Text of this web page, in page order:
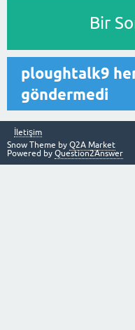
Bir
ploughtalk9
göndermedi
İletişim
Snow Theme by Q2A Market
Powered by Question2Answer